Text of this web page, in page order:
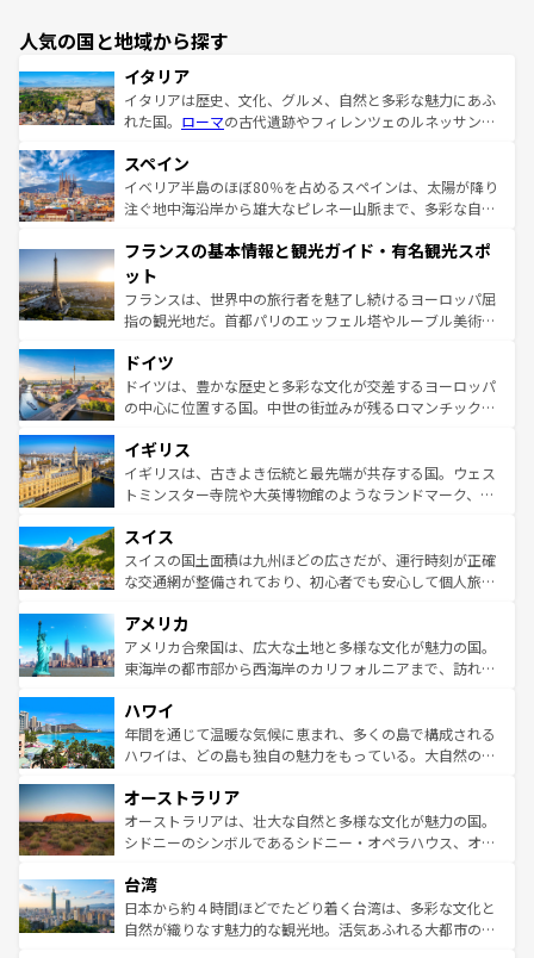
人気の国と地域から探す
イタリア
イタリアは歴史、文化、グルメ、自然と多彩な魅力にあふ
れた国。 ローマの古代遺跡やフィレンツェのルネッサンス
ろん、トスカーナの美しい田園風景やアマルフィ海岸の絶
景など、自然景観も見逃せない。観光の合間には、本場の
ピザやパスタなど、絶品のイタリア料理を堪能することも
ませてくれるイタリアで、忘れられない旅をしてみよう！
なお、新着のイタリア情報は
しい。
スペイン
イベリア半島のほぼ80％を占めるスペインは、太陽が降り
注ぐ地中海沿岸から雄大なピレネー山脈まで、多彩な自然
文化が根付くこの国では、情熱的なフラメンコ、熱気あふ
れる闘牛、そして美味しいタパスが生活の一部となってい
る。首都マドリードの洗練された雰囲気や、バルセロナの
アートに溢れた街角から、地方では古代ローマ遺跡や中世
せる。地方によって風土や気候が異なるスペインはその個
性で訪れる人を魅了する。 なお、新着のスペイン情報は コ
ンテンツ一覧を参照してほしい。
フランスの基本情報と観光ガイド・有名観光スポ
ット
フランスは、世界中の旅行者を魅了し続けるヨーロッパ屈
指の観光地だ。首都パリのエッフェル塔やルーブル美術館
で、幅広い魅力が詰まっている。華麗な宮殿、歴史的な大
聖堂、美しいビーチ、そして豊かな自然が、訪れる者を心
から魅了する。また、フランスは美食の国としても知ら
いる。シャンパンの発祥地であるランス、プロヴァンスの
香り高いラベンダー畑など、多彩な楽しみ方が可能だ。さ
らに、パリ以外の地域にも魅力が溢れており、どの街角に
れる地方に足を運ぶとそれぞれで全く異なる文化を体験で
きるだろう。 なお、新着のフランス情報はコンテンツ一覧
を参照してほしい。
ドイツ
ドイツは、豊かな歴史と多彩な文化が交差するヨーロッパ
の中心に位置する国。中世の街並みが残るロマンチック街
顔を持つこの国は、どこを歩いても飽きることがない。ベ
ルリンの文化的活気、バイエルン州のアルプスの絶景、そ
してライン川沿いのワイン畑といった風景は必見。ビール
は、お酒好きな人にはぜひ体験してほしい。 なお、新着の
ドイツ情報はコンテンツ一覧を参照してほしい。
イギリス
イギリスは、古きよき伝統と最先端が共存する国。ウェス
トミンスター寺院や大英博物館のようなランドマーク、歴
リアごとに異なる魅力がある。また、優雅なアフタヌーン
ティー、ビール好きにはたまらない英国パブ、サッカー観
戦など、本場だからこそできる体験も豊富。イギリスを旅
ンツ一覧を参照してほしい。
スイス
スイスの国土面積は九州ほどの広さだが、運行時刻が正確
な交通網が整備されており、初心者でも安心して個人旅行
の建物がそのまま残る町や、スイスならではのユニークな
博物館もあり、アルプス観光だけでなく町歩きも満喫する
ことができる。国民の所得が高いため物価も高いが、旅行
ば市内交通費無料で観光を楽しむこともできる。 なお、新
着のスイス情報はコンテンツ一覧 を参照してほしい。
アメリカ
アメリカ合衆国は、広大な土地と多様な文化が魅力の国。
東海岸の都市部から西海岸のカリフォルニアまで、訪れる
のような巨大都市は、観光、ショッピング、エンターテイ
ンメントが詰まった刺激的なスポットだ。一方、アメリカ
西部には大自然が広がり、グランドキャニオンやイエロー
部のニューオーリンズでは、音楽と美食が融合した独特の
文化が魅力。旅行者はアメリカの各地域で異なる魅力を楽
しみながら、その多様性と豊かな歴史を感じることができ
ならではの贅沢な旅のスタイルだ。 なお、新着のアメリカ
情報はコンテンツ一覧を参照してほしい。
ハワイ
年間を通じて温暖な気候に恵まれ、多くの島で構成される
ハワイは、どの島も独自の魅力をもっている。大自然の神
ワイ島は見逃せない。また、定番の観光地といえばオアフ
島だが、静かな自然を求めるならマウイ島やカウアイ島が
おすすめ。エメラルドグリーンに輝く海をはじめ、豊かな
れるおもてなしの心で訪れる人々を迎えてくれるハワイの
人々、おいしいローカルフードやハワイアンミュージッ
ク、伝統的なフラダンスなど、すべてがハワイの魅力を彩
オーストラリア
オーストラリアは、壮大な自然と多様な文化が魅力の国。
シドニーのシンボルであるシドニー・オペラハウス、オー
リアリーフや大陸中央部にそびえるウルル（エアーズロッ
ク）、タスマニアの美しい原生林やケアンズの熱帯雨林な
ど、見どころがたくさん。また、カフェやワイン、オージ
台湾
日本から約４時間ほどでたどり着く台湾は、多彩な文化と
自然が織りなす魅力的な観光地。活気あふれる大都市の台